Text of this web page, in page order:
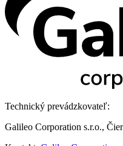
Technický prevádzkovateľ:
Galileo Corporation s.r.o.,